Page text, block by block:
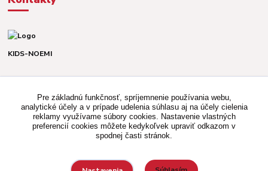
KIDS-NOEMI
(Po-Pia, 8-16 hod.)
kidsnoemi.shop@gmail.com
Pre základnú funkčnosť, spríjemnenie používania webu,
analytické účely a v prípade udelenia súhlasu aj na účely cielenia
reklamy využívame súbory cookies. Nastavenie vlastných
preferencií cookies môžete kedykoľvek upraviť odkazom v
spodnej časti stránok.